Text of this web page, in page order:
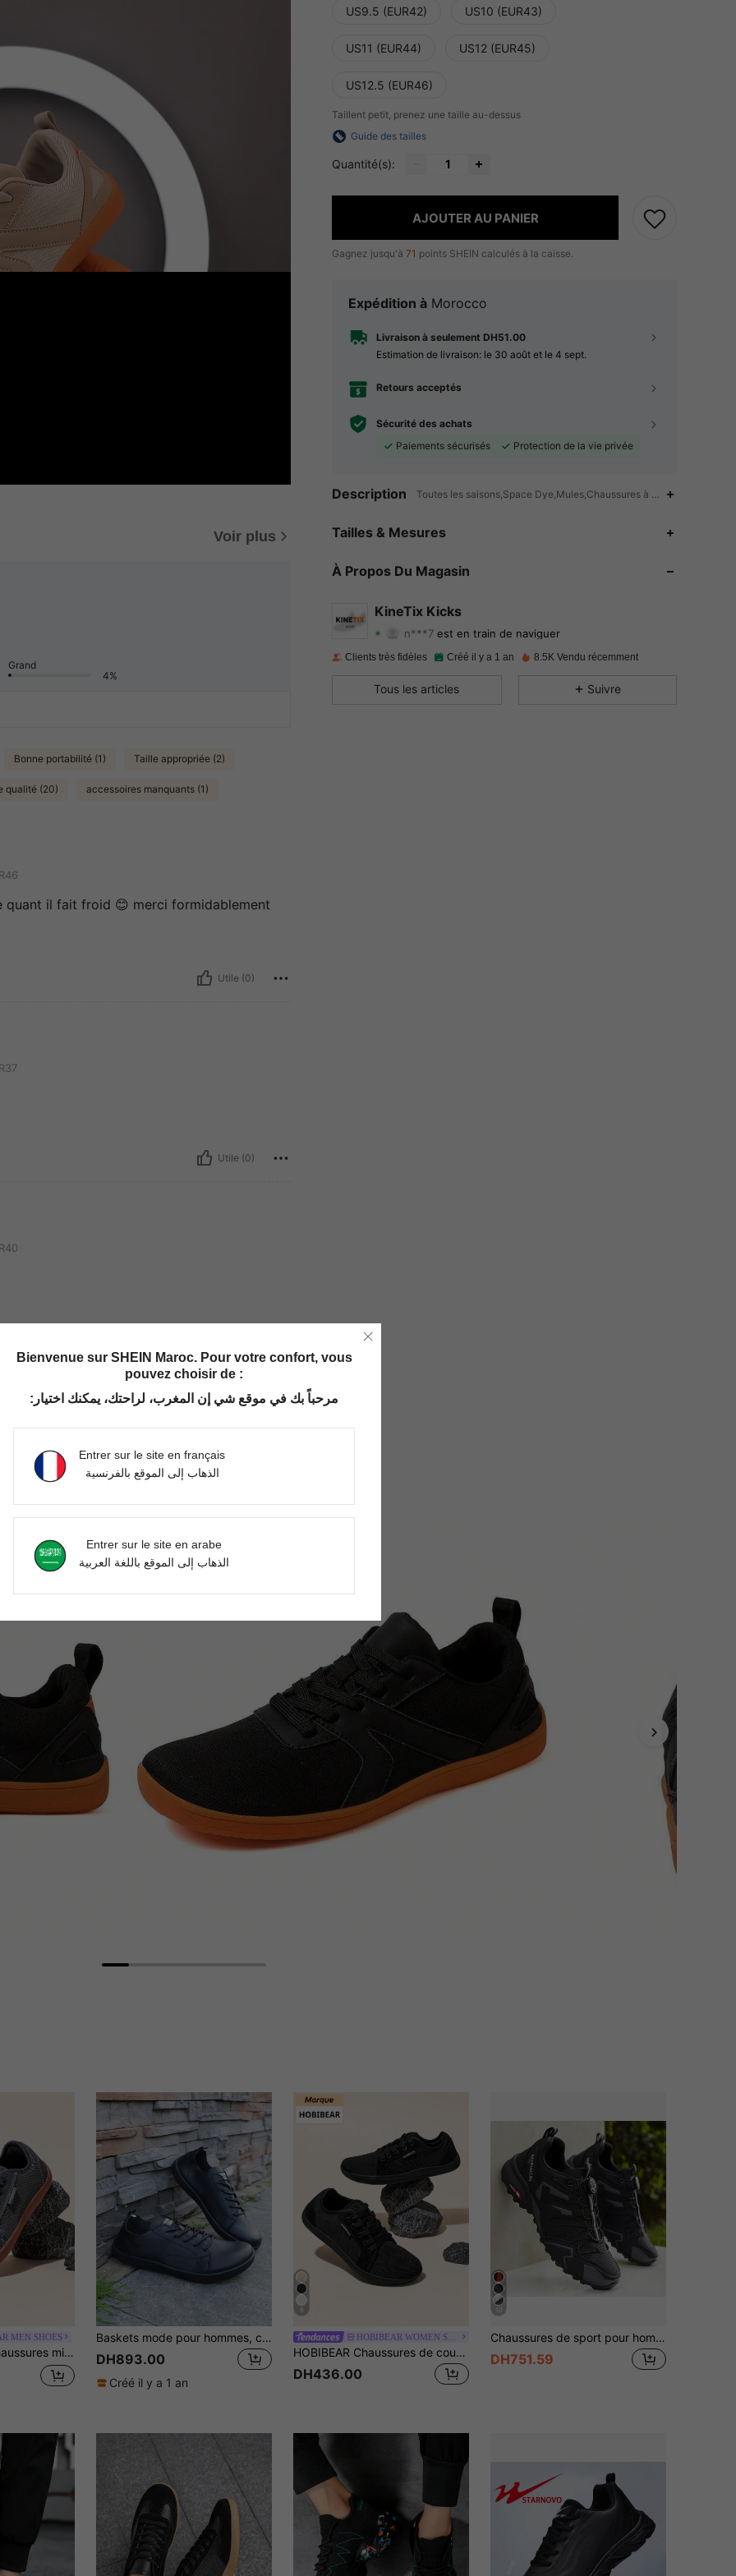
Voir plus
Grand
4%
Bonne portabilité (1) Taille appropriée (2)
qualité (20) accessoires manquants (1)
il fait froid 😊 merci formidablement
Utile (0)
Utile (0)
US9.5 (EUR42) US10 (EUR43)
US11 (EUR44) US12 (EUR45)
US12.5 (EUR46)
Taillent petit, prenez une taille au-dessus
Guide des tailles
Quantité(s):
AJOUTER AU PANIER
Gagnez jusqu'à 71 points SHEIN calculés à la caisse.
Expédition à Morocco
Livraison à seulement DH51.00
Estimation de livraison: le 30 août et le 4 sept.
Retours acceptés
Sécurité des achats
Paiements sécurisés
Protection de la vie privée
Description Toutes les saisons,Space Dye,Mules,Chaussures à enfiler
Tailles & Mesures
À Propos Du Magasin
KineTix Kicks
n***7est en train de naviguer
4.92 Evaluation 20Articles 1.6KSuiveurs
Clients très fidèles Créé il y a 1 an 8.5K Vendu récemment
Tous les articles Suivre
MEN SHOES
souples et respirantes en maille, baskets de voyage et de course unisexes
Baskets mode pour hommes, chaussures de sport confortables à lacets de style de rue, convenant aux activités de plein air dans toutes les saisons
DH893.00
Créé il y a 1 an
6
HOBIBEAR Chaussures de course minimalistes pour hommes avec large boîte à orteils, respirantes et confortables, baskets d'extérieur
DH436.00
Chaussures de sport pour hommes avec design rayé, offrant une excellente adhérence. Convient pour toutes les saisons, en particulier pour la randonnée et la course à pied
DH751.59
Bienvenue sur SHEIN Maroc. Pour votre confort, vous
pouvez choisir de :
مرحباً بك في موقع شي إن المغرب، لراحتك، يمكنك اختيار:
Entrer sur le site en français
الذهاب إلى الموقع بالفرنسية
Entrer sur le site en arabe
الذهاب إلى الموقع باللغة العربية